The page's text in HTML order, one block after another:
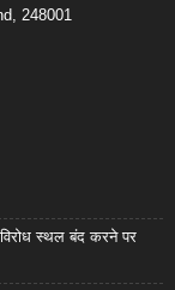
248001
विरोध स्थल बंद करने पर